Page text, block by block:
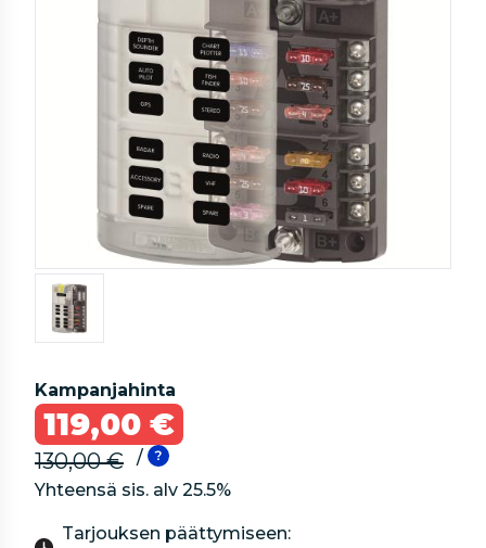
Kampanjahinta
119,00 €
130,00 €
/
Yhteensä sis. alv 25.5%
Tarjouksen päättymiseen: